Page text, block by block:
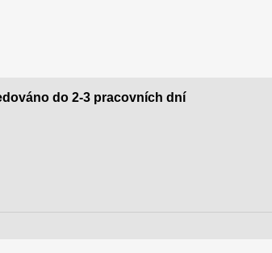
do 2-3 pracovních dní